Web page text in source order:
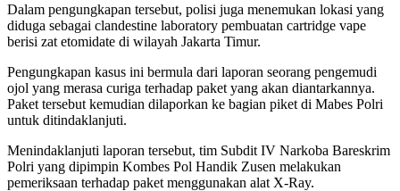
Dalam pengungkapan tersebut, polisi juga menemukan lokasi yang
diduga sebagai clandestine laboratory pembuatan cartridge vape
berisi zat etomidate di wilayah Jakarta Timur.
Pengungkapan kasus ini bermula dari laporan seorang pengemudi
ojol yang merasa curiga terhadap paket yang akan diantarkannya.
Paket tersebut kemudian dilaporkan ke bagian piket di Mabes Polri
untuk ditindaklanjuti.
Menindaklanjuti laporan tersebut, tim Subdit IV Narkoba Bareskrim
Polri yang dipimpin Kombes Pol Handik Zusen melakukan
pemeriksaan terhadap paket menggunakan alat X-Ray.